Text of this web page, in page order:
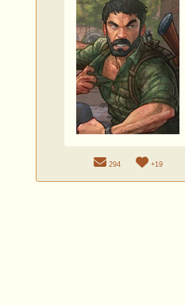
294 +19